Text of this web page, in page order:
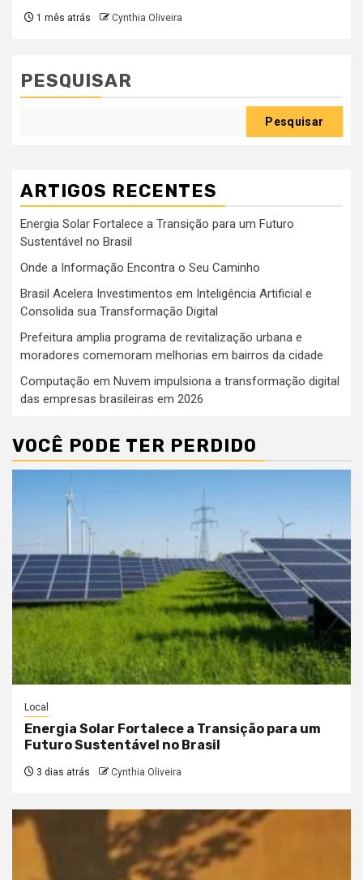
1 mês atrás Cynthia Oliveira
PESQUISAR
Pesquisar
ARTIGOS RECENTES
Energia Solar Fortalece a Transição para um Futuro
Sustentável no Brasil
Onde a Informação Encontra o Seu Caminho
Brasil Acelera Investimentos em Inteligência Artificial e
Consolida sua Transformação Digital
Prefeitura amplia programa de revitalização urbana e
moradores comemoram melhorias em bairros da cidade
Computação em Nuvem impulsiona a transformação digital
das empresas brasileiras em 2026
VOCÊ PODE TER PERDIDO
Local
Energia Solar Fortalece a Transição para um
Futuro Sustentável no Brasil
3 dias atrás Cynthia Oliveira